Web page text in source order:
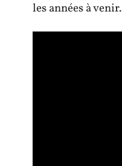
les années à venir.